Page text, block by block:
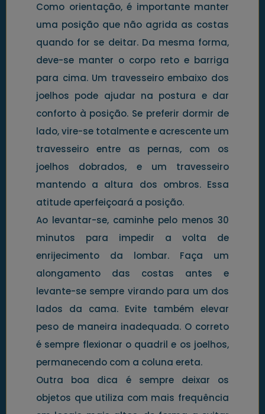
Como orientação, é importante manter
uma posição que não agrida as costas
quando for se deitar. Da mesma forma,
deve-se manter o corpo reto e barriga
para cima. Um travesseiro embaixo dos
joelhos pode ajudar na postura e dar
conforto à posição. Se preferir dormir de
lado, vire-se totalmente e acrescente um
travesseiro entre as pernas, com os
joelhos dobrados, e um travesseiro
mantendo a altura dos ombros. Essa
atitude aperfeiçoará a posição.
Ao levantar-se, caminhe pelo menos 30
minutos para impedir a volta de
enrijecimento da lombar. Faça um
alongamento das costas antes e
levante-se sempre virando para um dos
lados da cama. Evite também elevar
peso de maneira inadequada. O correto
é sempre flexionar o quadril e os joelhos,
permanecendo com a coluna ereta.
Outra boa dica é sempre deixar os
objetos que utiliza com mais frequência